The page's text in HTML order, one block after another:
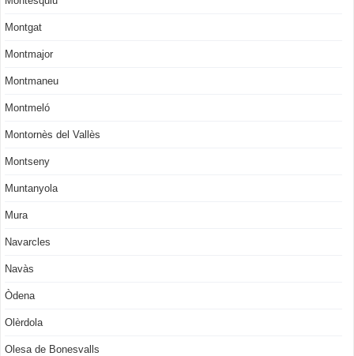
Montgat
Montmajor
Montmaneu
Montmeló
Montornès del Vallès
Montseny
Muntanyola
Mura
Navarcles
Navàs
Òdena
Olèrdola
Olesa de Bonesvalls